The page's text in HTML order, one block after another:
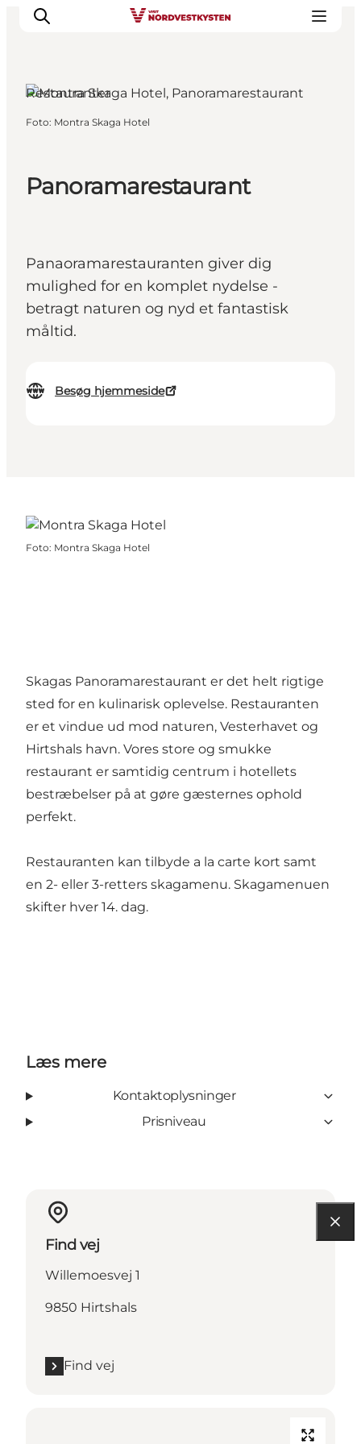
Handicapvenlig ferie
Panoramarestaurant
Panaoramarestauranten giver dig
mulighed for en komplet nydelse -
betragt naturen og nyd et fantastisk
måltid.
Besøg hjemmeside
Restauranter
Foto: Montra Skaga Hotel
Foto: Montra Skaga Hotel
Skagas Panoramarestaurant er det helt rigtige
sted for en kulinarisk oplevelse. Restauranten
er et vindue ud mod naturen, Vesterhavet og
Hirtshals havn. Vores store og smukke
restaurant er samtidig centrum i hotellets
bestræbelser på at gøre gæsternes ophold
perfekt.
Restauranten kan tilbyde a la carte kort samt
en 2- eller 3-retters skagamenu. Skagamenuen
skifter hver 14. dag.
Læs mere
Kontaktoplysninger
Prisniveau
Find vej
Willemoesvej 1
9850 Hirtshals
Find vej